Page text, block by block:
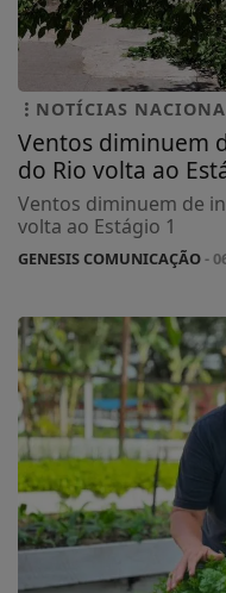
NOTÍCIAS
Ventos diminuem
do Rio volta ao
Ventos diminuem de
volta ao Estágio 1
GENESIS COMUNICAÇÃO-